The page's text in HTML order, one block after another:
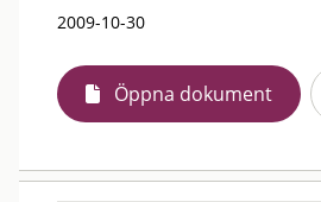
2009-10-30
Öppna dokument